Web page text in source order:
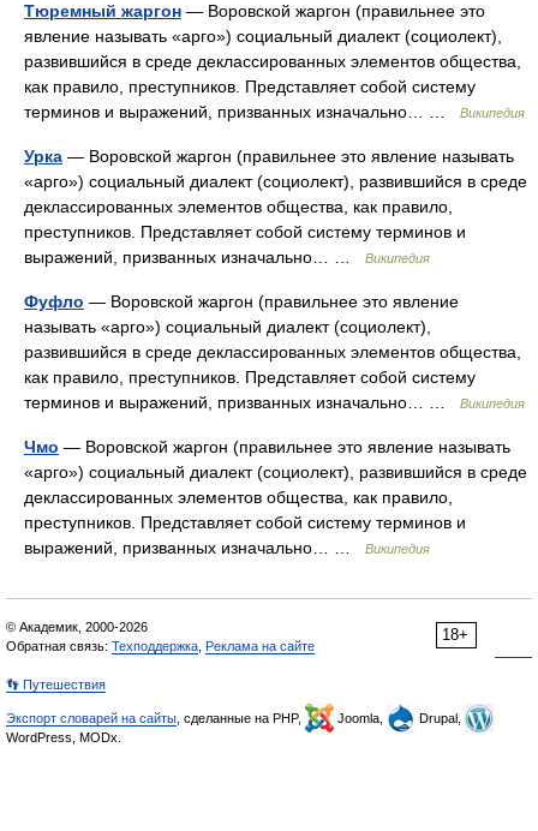
Тюремный жаргон — Воровской жаргон (правильнее это
явление называть «арго») социальный диалект (социолект),
развившийся в среде деклассированных элементов общества,
как правило, преступников. Представляет собой систему
терминов и выражений, призванных изначально… …
Википедия
Урка — Воровской жаргон (правильнее это явление называть
«арго») социальный диалект (социолект), развившийся в среде
деклассированных элементов общества, как правило,
преступников. Представляет собой систему терминов и
выражений, призванных изначально… …
Википедия
Фуфло — Воровской жаргон (правильнее это явление
называть «арго») социальный диалект (социолект),
развившийся в среде деклассированных элементов общества,
как правило, преступников. Представляет собой систему
терминов и выражений, призванных изначально… …
Википедия
Чмо — Воровской жаргон (правильнее это явление называть
«арго») социальный диалект (социолект), развившийся в среде
деклассированных элементов общества, как правило,
преступников. Представляет собой систему терминов и
выражений, призванных изначально… …
Википедия
18+
© Академик, 2000-2026
Обратная связь: Техподдержка Реклама на сайте
👣 Путешествия
Экспорт словарей на сайты , сделанные на PHP, Joomla,
Drupal,
WordPress, MODx.